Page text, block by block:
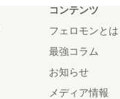
コンテンツ
フェロモンとは
最強コラム
お知らせ
メディア情報